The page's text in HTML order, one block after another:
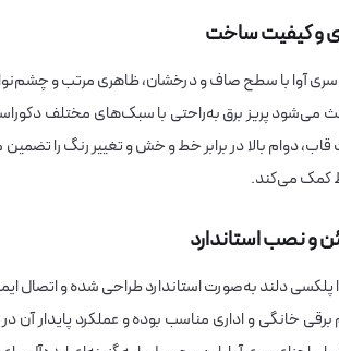
و کیفیت ساخت
آوا با سطح صاف و درخشان، ظاهری مرتب و
می‌شود پریز برق به‌راحتی با سبک‌های مختلف
قاب، دوام بالا در برابر خط و خش و تغییر رنگ را
کمک می‌کند.
و نصب استاندارد
پلکسی دلند به‌صورت استاندارد طراحی شده و اتصال
برقی خانگی و اداری مناسب بوده و عملکرد پایدار آن